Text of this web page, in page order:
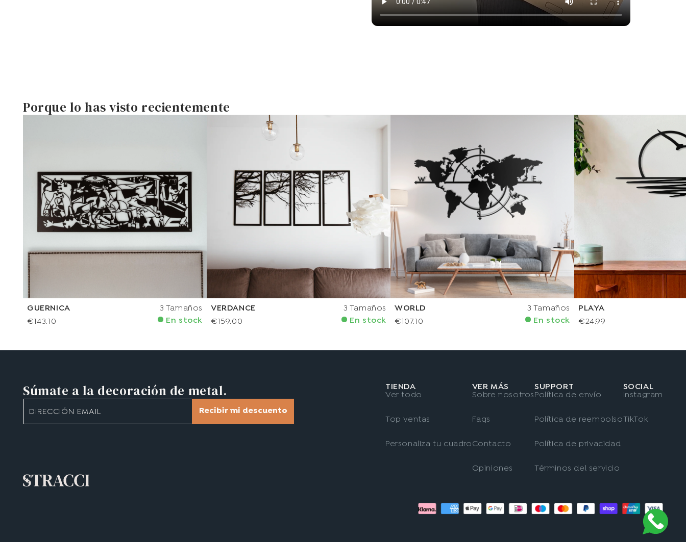
Porque lo has visto recientemente
GUERNICA
€143.10
3 Tamaños
En stock
VERDANCE
€159.00
3 Tamaños
En stock
WORLD
€107.10
3 Tamaños
En stock
PLAYA
€24.99
Súmate a la decoración de metal.
DIRECCIÓN EMAIL Recibir mi descuento
TIENDA
Ver todo
Top ventas
Personaliza tu cuadro
VER MÁS
Sobre nosotros
Faqs
Contacto
Opiniones
SUPPORT
Política de envío
Política de reembolso
Política de privacidad
Términos del servicio
SOCIAL
Instagram
TikTok